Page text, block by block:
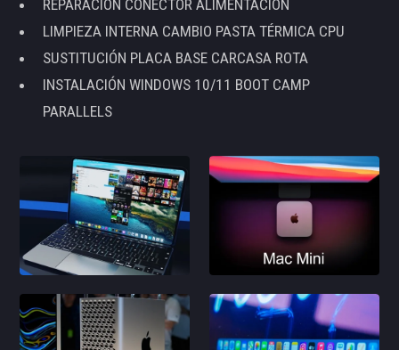
REPARACIÓN CONECTOR ALIMENTACIÓN
LIMPIEZA INTERNA CAMBIO PASTA TÉRMICA CPU
SUSTITUCIÓN PLACA BASE CARCASA ROTA
INSTALACIÓN WINDOWS 10/11 BOOT CAMP
PARALLELS